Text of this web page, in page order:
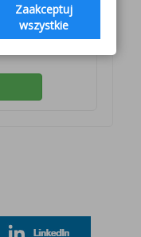
Zaakceptuj
wszystkie